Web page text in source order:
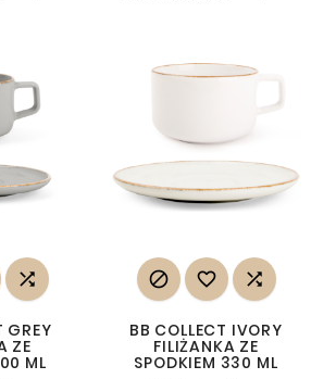

GREY
ZE
ML
  
BB COLLECT IVORY
FILIŻANKA ZE
SPODKIEM 330 ML